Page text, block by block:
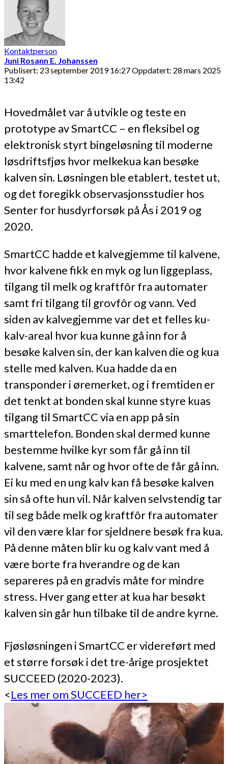
Kontaktperson
Juni Rosann E. Johanssen
Publisert: 23 september 2019 16:27Oppdatert: 28 mars 2025
13:42
Hovedmålet var å utvikle og teste en
prototype av SmartCC – en fleksibel og
elektronisk styrt bingeløsning til moderne
løsdriftsfjøs hvor melkekua kan besøke
kalven sin. Løsningen ble etablert, testet ut,
og det foregikk observasjonsstudier hos
Senter for husdyrforsøk på Ås i 2019 og
2020.
SmartCC hadde et kalvegjemme til kalvene,
hvor kalvene fikk en myk og lun liggeplass,
tilgang til melk og kraftfôr fra automater
samt fri tilgang til grovfôr og vann. Ved
siden av kalvegjemme var det et felles ku-
kalv-areal hvor kua kunne gå inn for å
besøke kalven sin, der kan kalven die og kua
stelle med kalven. Kua hadde da en
transponder i øremerket, og i fremtiden er
det tenkt at bonden skal kunne styre kuas
tilgang til SmartCC via en app på sin
smarttelefon. Bonden skal dermed kunne
bestemme hvilke kyr som får gå inn til
kalvene, samt når og hvor ofte de får gå inn.
Ei ku med en ung kalv kan få besøke kalven
sin så ofte hun vil. Når kalven selvstendig tar
til seg både melk og kraftfôr fra automater
vil den være klar for sjeldnere besøk fra kua.
På denne måten blir ku og kalv vant med å
være borte fra hverandre og de kan
separeres på en gradvis måte for mindre
stress. Hver gang etter at kua har besøkt
kalven sin går hun tilbake til de andre kyrne.
Fjøsløsningen i SmartCC er videreført med
et større forsøk i det tre-årige prosjektet
SUCCEED (2020-2023).
<Les mer om SUCCEED her>